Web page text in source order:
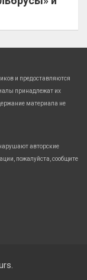
и предоставляются
принадлежат их
материала не
авторские
пожалуйста, сообщите